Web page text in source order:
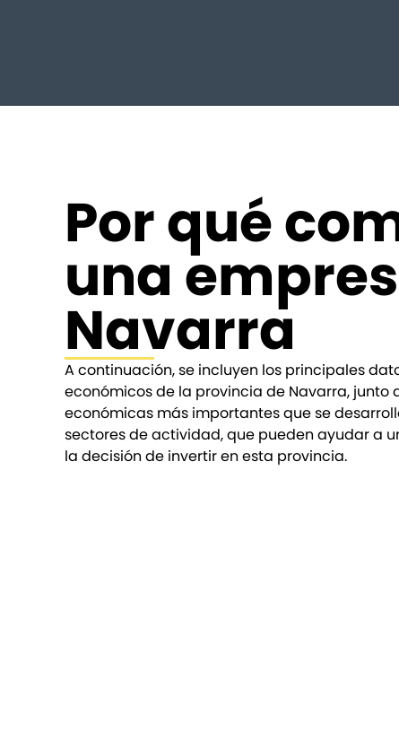
Por qué
una
Navarra
A continuación, se incluyen los principales
económicos de la provincia de Navarra, junto
económicas más importantes que se
sectores de actividad, que pueden ayudar a
la decisión de invertir en esta provincia.